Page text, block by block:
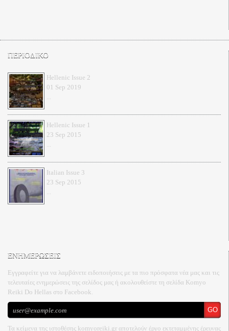
ΠΕΡΙΟΔΙΚΟ
Hellenic Issue 2
01 Sep 2019
...
Hellenic Issue 1
23 Sep 2015
...
Italian Issue 3
23 Sep 2015
...
ΕΝΗΜΕΡΩΣΕΙΣ
Eγγραφείτε για να λαμβάνετε ειδοποιήσεις με τα πιο πρόσφατα νέα μας και τις
τελευταίες ενημερώσεις της σελίδος μας ή ακολουθείστε τη σελίδα Komyo
Reiki Do Hellas στο Facebook.
Τα κείμενα της ιστοθέσης komyoreiki.gr αποτελούν έργο εκτεταμμένης έρευνας